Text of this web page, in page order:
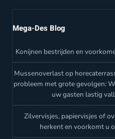
Mega-Des Blog
Konijnen bestrijden en
Mussenoverlast op
probleem met grote gevolgen:
uw gasten lastig
Zilvervisjes, papiervisjes of
herkent en voorkomt u